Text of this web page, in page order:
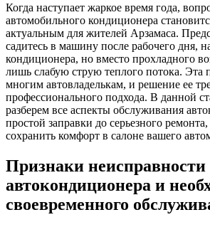
Когда наступает жаркое время года,
автомобильного кондиционера
актуальным для жителей Арзамаса.
садитесь в машину после рабочего дня,
кондиционера, но вместо прохладного
лишь слабую струю теплого потока. Эта
многим автовладелькам, и решение ее
профессионального подхода. В данной
разберем все аспекты обслуживания
простой заправки до серьезного
сохранить комфорт в салоне вашего
Признаки неисправности
автокондиционера и
своевременного